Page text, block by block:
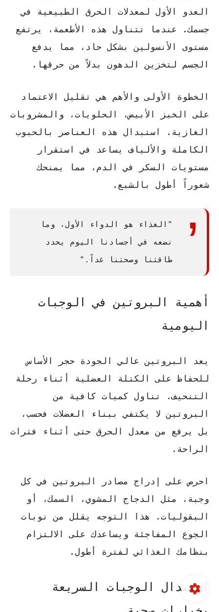
العدو الأول لمعدلات الحرق الطبيعية في
جسمك. عندما تتناول هذه الأطعمة، يرتفع
مستوى الأنسولين بشكل حاد، مما يدفع
الجسم لتخزين الدهون بدلاً من حرقها.
الخطوة الأولى والأهم هي تقليل الاعتماد
على الخبز الأبيض، الحلويات، والمشروبات
الغازية. استبدال هذه العناصر بالحبوب
الكاملة والألياف يساعد في استقرار
مستويات السكر في الدم، مما يمنحك
شعوراً أطول بالشبع.
"الغذاء هو الدواء الأول، وما
نضعه في أجسادنا اليوم يحدد
طاقتنا وصحتنا غداً."
أهمية البروتين في الوجبات
اليومية
يعد البروتين عالي الجودة حجر الأساس
للحفاظ على الكتلة العضلية أثناء رحلة
التنحيف. تناول كميات كافية من
البروتين لا يكتفي ببناء العضلات فحسب،
بل
يرفع من معدل الحرق حتى أثناء فترات
الراحة.
احرص على إدراج مصادر البروتين في كل
وجبة، مثل الدجاج المشوي، السمك، أو
البقوليات. هذا التوجه يقلل من نوبات
الجوع المفاجئة ويساعدك على الالتزام
بنظامك الغذائي لفترة أطول.
استبدال الوجبات السريعة